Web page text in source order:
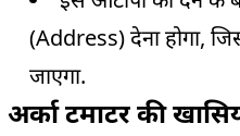
(Address) देना होगा,
जाएगा.
अर्का टमाटर की